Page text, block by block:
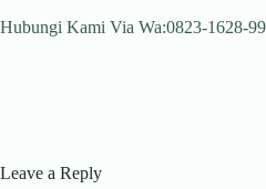
Hubungi Kami Via Wa:0823-1628-
Leave a Reply